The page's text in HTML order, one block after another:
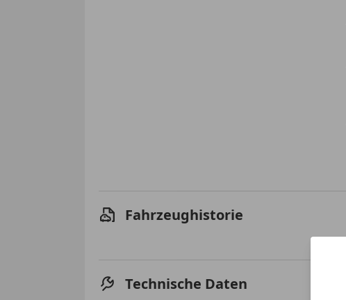
Fahrzeughistorie
Technische Daten